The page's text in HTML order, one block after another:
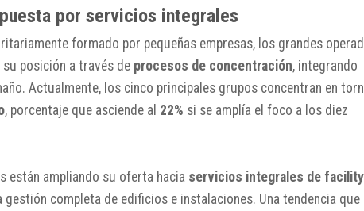
por servicios integrales
formado por pequeñas empresas, los grandes
posición a través de procesos de concentración, integrando
Actualmente, los cinco principales grupos concentran en
, porcentaje que asciende al 22% si se amplía el foco a los diez
están ampliando su oferta hacia servicios integrales de facility
gestión completa de edificios e instalaciones. Una tendencia que